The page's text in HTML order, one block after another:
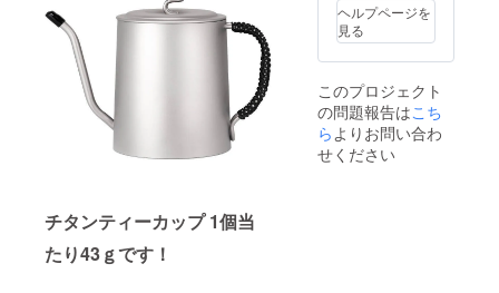
チタンティーカップ 1個当
たり43ｇです！
ヘルプページを
見る
このプロジェクト
の問題報告はこち
ら よりお問い合わ
せください